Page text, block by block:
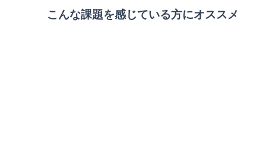
こんな課題を感じている方にオススメ